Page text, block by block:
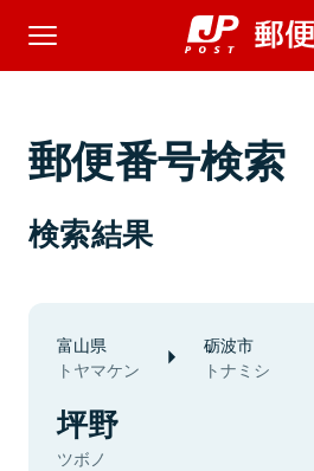
郵便番号検索
検索結果
富山県
トヤマケン
砺波市
トナミシ
坪野
ツボノ